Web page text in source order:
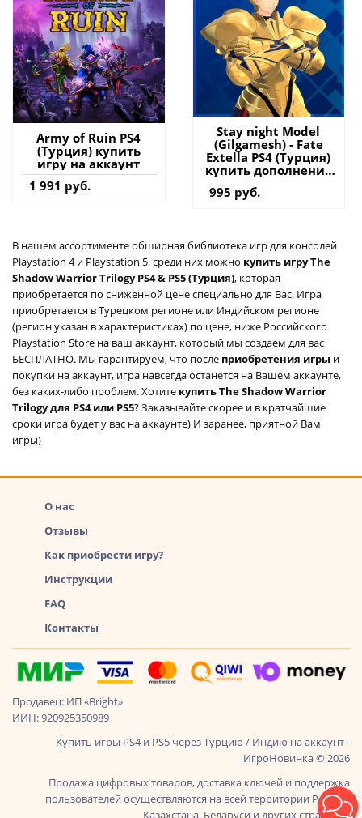
Army of Ruin PS4
(Турция) купить
игру на аккаунт
1 991 руб.
Stay night Model
(Gilgamesh) - Fate
Extella PS4 (Турция)
купить дополнение
на аккаунт
995 руб.
В нашем ассортименте обширная библиотека игр для консолей
Playstation 4 и Playstation 5, среди них можно купить игру The
Shadow Warrior Trilogy PS4 & PS5 (Турция), которая
приобретается по сниженной цене специально для Вас. Игра
приобретается в Турецком регионе или Индийском регионе
(регион указан в характеристиках) по цене, ниже Российского
Playstation Store на ваш аккаунт, который мы создаем для вас
БЕСПЛАТНО. Мы гарантируем, что после приобретения игры и
покупки на аккаунт, игра навсегда останется на Вашем аккаунте,
без каких-либо проблем. Хотите купить The Shadow Warrior
Trilogy для PS4 или PS5? Заказывайте скорее и в кратчайшие
сроки игра будет у вас на аккаунте) И заранее, приятной Вам
игры)
О нас
Отзывы
Как приобрести игру?
Инструкции
FAQ
Контакты
Продавец: ИП «Bright»
ИИН: 920925350989
Купить игры PS4 и PS5 через Турцию / Индию на аккаунт -
ИгроНовинка © 2026
Продажа цифровых товаров, доставка ключей и поддержка
пользователей осуществляются на всей территории России,
Казахстана, Беларуси и других стран СНГ